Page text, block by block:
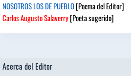
NOSOTROS LOS DE PUEBLO[Poema del Editor]
Carlos Augusto Salaverry[Poeta sugerido]
Acerca del Editor